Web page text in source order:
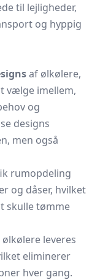
til lejligheder,
og hyppig
af ølkølere,
vælge imellem,
og
designs
men også
rumopdeling
og dåser, hvilket
skulle tømme
leveres
eliminerer
hver gang.